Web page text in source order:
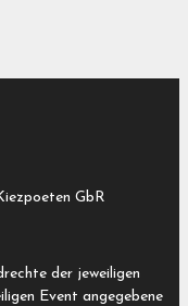
GbR
der jeweiligen
Event angegebene